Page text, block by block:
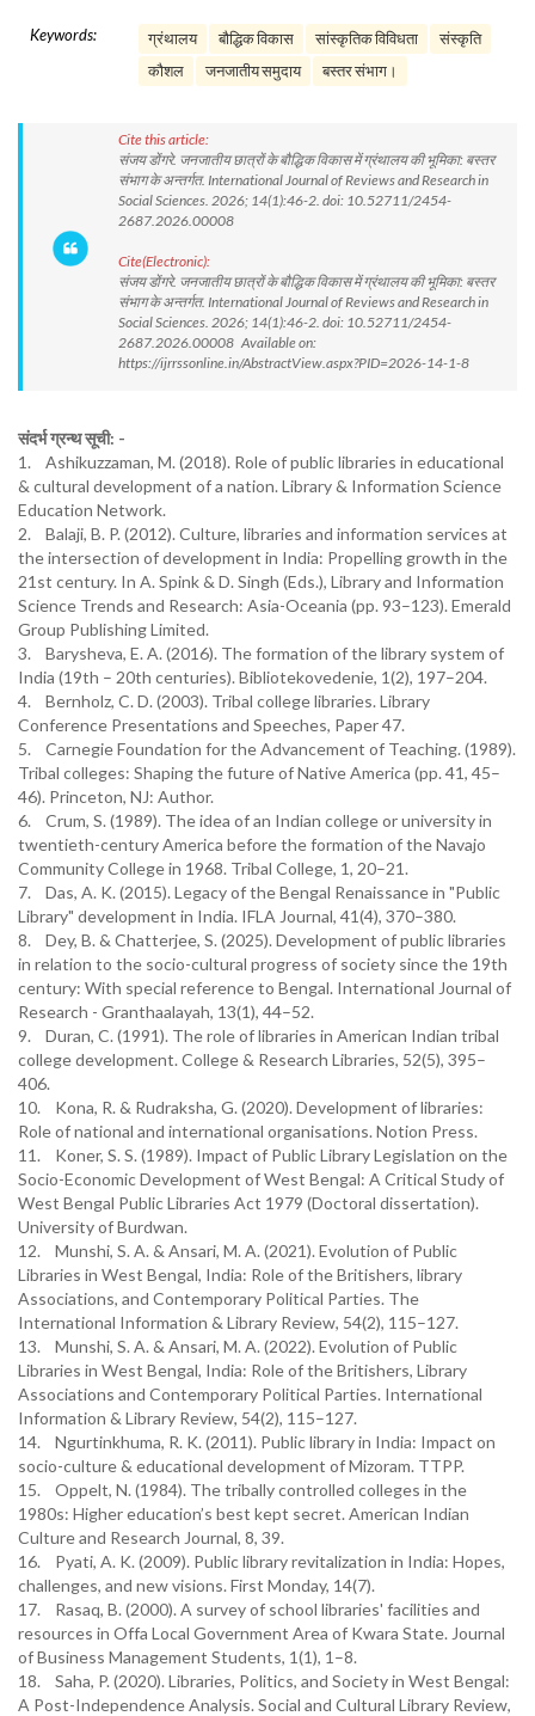
Keywords: ग्रंथालय बौद्धिक विकास सांस्कृतिक विविधता
संस्कृति
कौशल
जनजातीय समुदाय बस्तर संभाग।
Cite this article:
संजय डोंगरे. जनजातीय छात्रों के बौद्धिक विकास में ग्रंथालय की भूमिका: बस्तर
संभाग के अन्तर्गत. International Journal of Reviews and Research in
Social Sciences. 2026; 14(1):46-2. doi: 10.52711/2454-
2687.2026.00008
Cite(Electronic):
संजय डोंगरे. जनजातीय छात्रों के बौद्धिक विकास में ग्रंथालय की भूमिका: बस्तर
संभाग के अन्तर्गत. International Journal of Reviews and Research in
Social Sciences. 2026; 14(1):46-2. doi: 10.52711/2454-
2687.2026.00008 Available on:
https://ijrrssonline.in/AbstractView.aspx?PID=2026-14-1-8
संदर्भ ग्रन्थ सूची: -
1. Ashikuzzaman, M. (2018). Role of public libraries in educational
& cultural development of a nation. Library & Information Science
Education Network.
2. Balaji, B. P. (2012). Culture, libraries and information services at
the intersection of development in India: Propelling growth in the
21st century. In A. Spink & D. Singh (Eds.), Library and Information
Science Trends and Research: Asia-Oceania (pp. 93–123). Emerald
Group Publishing Limited.
3. Barysheva, E. A. (2016). The formation of the library system of
India (19th – 20th centuries). Bibliotekovedenie, 1(2), 197–204.
4. Bernholz, C. D. (2003). Tribal college libraries. Library
Conference Presentations and Speeches, Paper 47.
5. Carnegie Foundation for the Advancement of Teaching. (1989).
Tribal colleges: Shaping the future of Native America (pp. 41, 45–
46). Princeton, NJ: Author.
6. Crum, S. (1989). The idea of an Indian college or university in
twentieth-century America before the formation of the Navajo
Community College in 1968. Tribal College, 1, 20–21.
7. Das, A. K. (2015). Legacy of the Bengal Renaissance in "Public
Library" development in India. IFLA Journal, 41(4), 370–380.
8. Dey, B. & Chatterjee, S. (2025). Development of public libraries
in relation to the socio-cultural progress of society since the 19th
century: With special reference to Bengal. International Journal of
Research - Granthaalayah, 13(1), 44–52.
9. Duran, C. (1991). The role of libraries in American Indian tribal
college development. College & Research Libraries, 52(5), 395–
406.
10. Kona, R. & Rudraksha, G. (2020). Development of libraries:
Role of national and international organisations. Notion Press.
11. Koner, S. S. (1989). Impact of Public Library Legislation on the
Socio-Economic Development of West Bengal: A Critical Study of
West Bengal Public Libraries Act 1979 (Doctoral dissertation).
University of Burdwan.
12. Munshi, S. A. & Ansari, M. A. (2021). Evolution of Public
Libraries in West Bengal, India: Role of the Britishers, library
Associations, and Contemporary Political Parties. The
International Information & Library Review, 54(2), 115–127.
13. Munshi, S. A. & Ansari, M. A. (2022). Evolution of Public
Libraries in West Bengal, India: Role of the Britishers, Library
Associations and Contemporary Political Parties. International
Information & Library Review, 54(2), 115–127.
14. Ngurtinkhuma, R. K. (2011). Public library in India: Impact on
socio-culture & educational development of Mizoram. TTPP.
15. Oppelt, N. (1984). The tribally controlled colleges in the
1980s: Higher education’s best kept secret. American Indian
Culture and Research Journal, 8, 39.
16. Pyati, A. K. (2009). Public library revitalization in India: Hopes,
challenges, and new visions. First Monday, 14(7).
17. Rasaq, B. (2000). A survey of school libraries' facilities and
resources in Offa Local Government Area of Kwara State. Journal
of Business Management Students, 1(1), 1–8.
18. Saha, P. (2020). Libraries, Politics, and Society in West Bengal:
A Post-Independence Analysis. Social and Cultural Library Review,